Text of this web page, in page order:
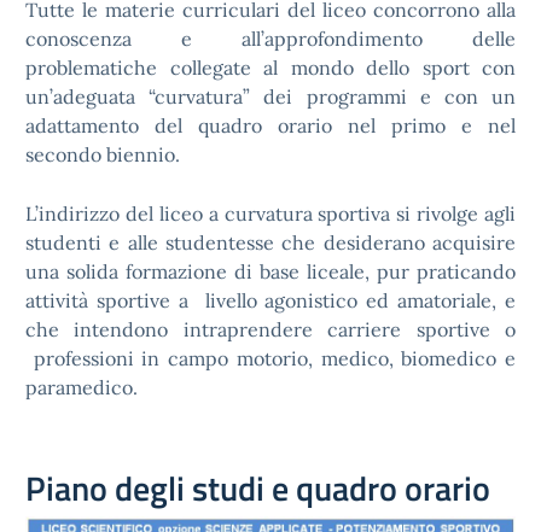
Tutte le materie curriculari del liceo concorrono alla
conoscenza e all’approfondimento delle
problematiche collegate al mondo dello sport con
un’adeguata “curvatura” dei programmi e con un
adattamento del quadro orario nel primo e nel
secondo biennio.
L’indirizzo del liceo a curvatura sportiva si rivolge agli
studenti e alle studentesse che desiderano acquisire
una solida formazione di base liceale, pur praticando
attività sportive a livello agonistico ed amatoriale, e
che intendono intraprendere carriere sportive o
professioni in campo motorio, medico, biomedico e
paramedico.
Piano degli studi e quadro orario